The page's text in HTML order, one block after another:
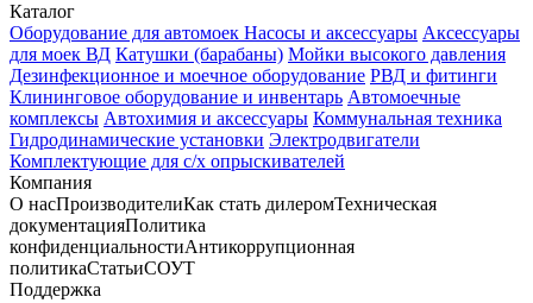
Каталог
Оборудование для автомоек Насосы и аксессуары Аксессуары
для моек ВД Катушки (барабаны) Мойки высокого давления
Дезинфекционное и моечное оборудование РВД и фитинги
Клининговое оборудование и инвентарь Автомоечные
комплексы Автохимия и аксессуары Коммунальная техника
Гидродинамические установки Электродвигатели
Комплектующие для с/х опрыскивателей
Компания
О насПроизводителиКак стать дилеромТехническая
документацияПолитика
конфиденциальностиАнтикоррупционная
политикаСтатьиСОУТ
Поддержка